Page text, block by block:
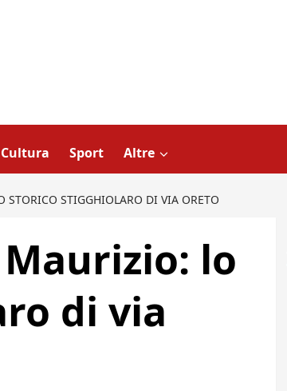
Cultura Sport Altre
STORICO STIGGHIOLARO DI VIA ORETO
lo
di via